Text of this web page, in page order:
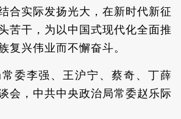
合实际发扬光大，在新时代新征
苦干，为以中国式现代化全面推
复兴伟业而不懈奋斗。
委李强、王沪宁、蔡奇、丁薛
会，中共中央政治局常委赵乐际